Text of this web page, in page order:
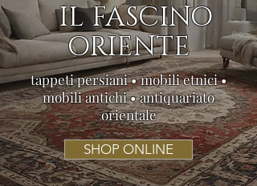
IL FASCINO
ORIENTE
tappeti persiani • mobili etnici •
mobili antichi • antiquariato
orientale
SHOP ONLINE